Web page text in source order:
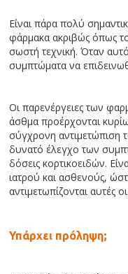
Είναι πάρα πολύ
φάρμακα ακριβώς όπως
σωστή τεχνική. Όταν
συμπτώματα να
Οι παρενέργειες των
άσθμα προέρχονται
σύγχρονη αντιμετώπιση
δυνατό έλεγχο των
δόσεις κορτικοειδών.
ιατρού και ασθενούς,
αντιμετωπίζονται αυτές
Υπάρχει πρόληψη;